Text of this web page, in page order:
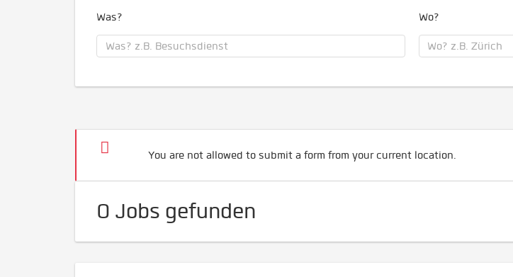
Was? Wo?
You are not allowed to submit a form from your current location.
0 Jobs gefunden